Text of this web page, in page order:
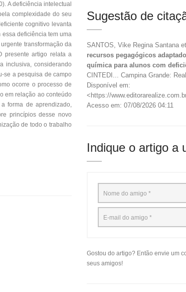
A deficiência intelectual
complexidade do seu
cognitivo levanta
deficiência tem uma
transformação da
presente artigo relata a
inclusiva, considerando
se a pesquisa de campo
ocorre o processo de
em relação ao conteúdo
forma de aprendizado,
princípios desse novo
de todo o trabalho
Sugestão de
SANTOS, Vike Regina Santana
recursos pegagógicos
química para alunos com
CINTEDI... Campina Grande:
Disponível em:
<https://
Acesso em: 07/08/2026 04:11
Indique o artigo a
Gostou do artigo? Então envie um
seus amigos!